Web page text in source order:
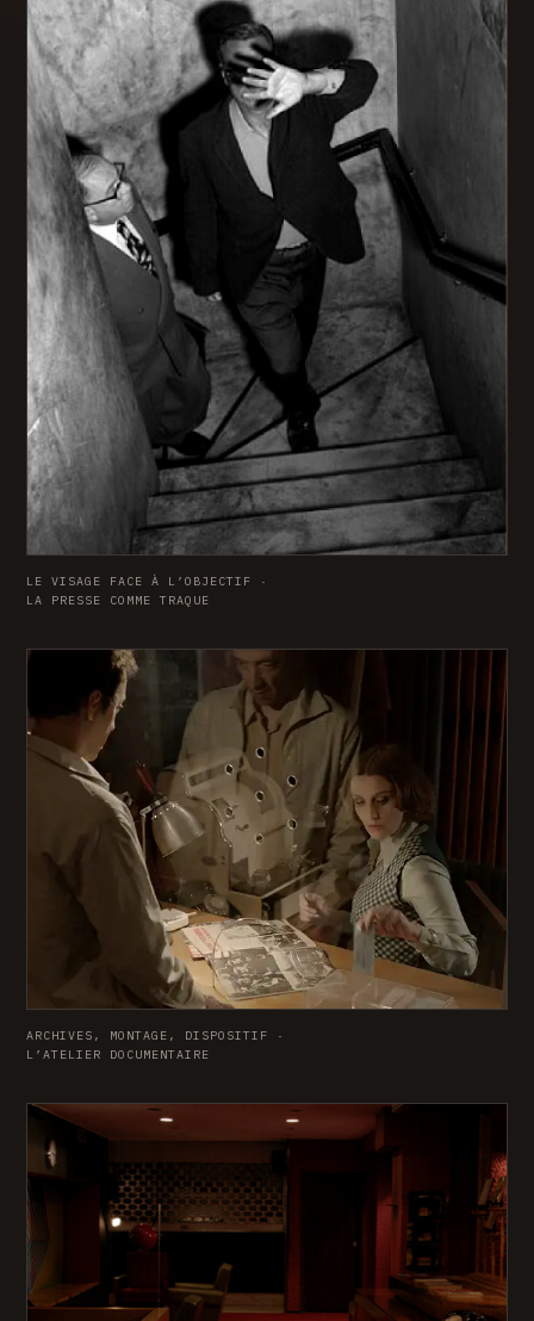
LE VISAGE FACE À L’OBJECTIF ·
LA PRESSE COMME TRAQUE
ARCHIVES, MONTAGE, DISPOSITIF ·
L’ATELIER DOCUMENTAIRE